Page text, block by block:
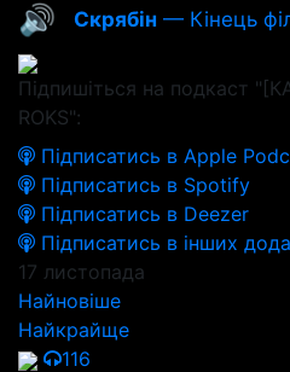
🔊 Скрябін — Кінець
Підпишіться на подкаст
ROKS":
Підписатись в Apple
Підписатись в Spotify
Підписатись в Deezer
Підписатись в інших
17 листопада
Найновіше
Найкрайще
116